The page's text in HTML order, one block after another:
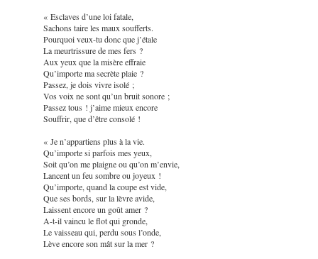
« Esclaves d’une loi fatale,
Sachons taire les maux soufferts.
Pourquoi veux-tu donc que j’étale
La meurtrissure de mes fers ?
Aux yeux que la misère effraie
Qu’importe ma secrète plaie ?
Passez, je dois vivre isolé ;
Vos voix ne sont qu’un bruit sonore ;
Passez tous ! j’aime mieux encore
Souffrir, que d’être consolé !
« Je n’appartiens plus à la vie.
Qu’importe si parfois mes yeux,
Soit qu’on me plaigne ou qu’on m’envie,
Lancent un feu sombre ou joyeux !
Qu’importe, quand la coupe est vide,
Que ses bords, sur la lèvre avide,
Laissent encore un goût amer ?
A-t-il vaincu le flot qui gronde,
Le vaisseau qui, perdu sous l’onde,
Lève encore son mât sur la mer ?